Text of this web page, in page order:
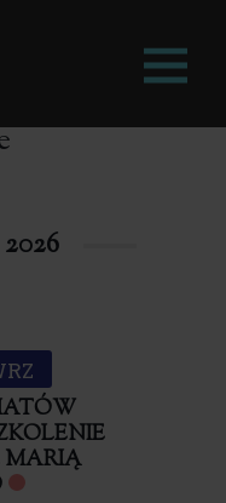
MARIĄ